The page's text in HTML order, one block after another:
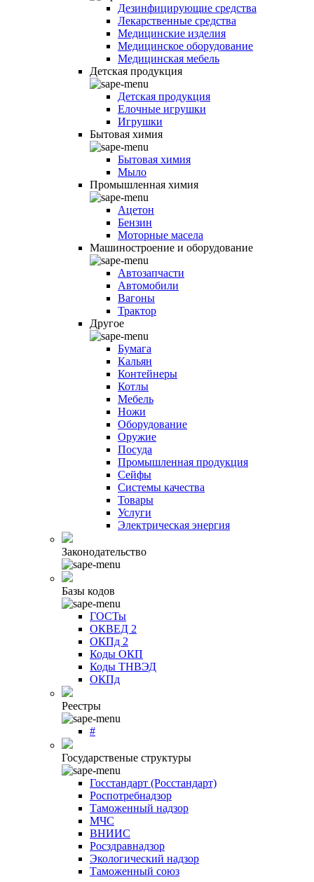
Дезинфицирующие средства
Лекарственные средства
Медицинские изделия
Медицинское оборудование
Медицинская мебель
Детская продукция
Детская продукция
Елочные игрушки
Игрушки
Бытовая химия
Бытовая химия
Мыло
Промышленная химия
Ацетон
Бензин
Моторные масела
Машиностроение и оборудование
Автозапчасти
Автомобили
Вагоны
Трактор
Другое
Бумага
Кальян
Контейнеры
Котлы
Мебель
Ножи
Оборудование
Оружие
Посуда
Промышленная продукция
Сейфы
Системы качества
Товары
Услуги
Электрическая энергия
Законодательство
Базы кодов
ГОСТы
ОКВЕД 2
ОКПд 2
Коды ОКП
Коды ТНВЭД
ОКПд
Реестры
#
Государственые структуры
Госстандарт (Росстандарт)
Роспотребнадзор
Таможенный надзор
МЧС
ВНИИС
Росздравнадзор
Экологический надзор
Таможенный союз